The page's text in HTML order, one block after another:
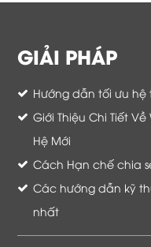
GIẢI PHÁP
Hướng dẫn tối ưu
Giới Thiệu Chi Tiết
Hệ Mới
Cách Hạn chế chia
Các hướng dẫn kỹ
nhất